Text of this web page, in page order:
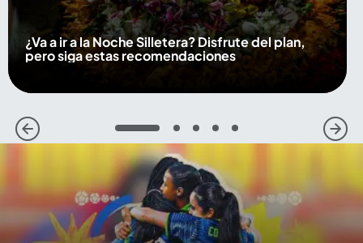
¿Va a ir a la Noche Silletera? Disfrute del plan,
pero siga estas recomendaciones
1 2 3 4 5